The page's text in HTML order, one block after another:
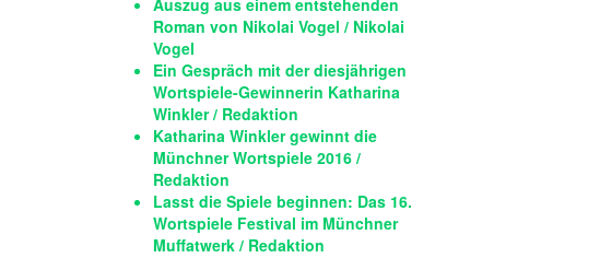
Auszug aus einem entstehenden
Roman von Nikolai Vogel / Nikolai
Vogel
Ein Gespräch mit der diesjährigen
Wortspiele-Gewinnerin Katharina
Winkler / Redaktion
Katharina Winkler gewinnt die
Münchner Wortspiele 2016 /
Redaktion
Lasst die Spiele beginnen: Das 16.
Wortspiele Festival im Münchner
Muffatwerk / Redaktion